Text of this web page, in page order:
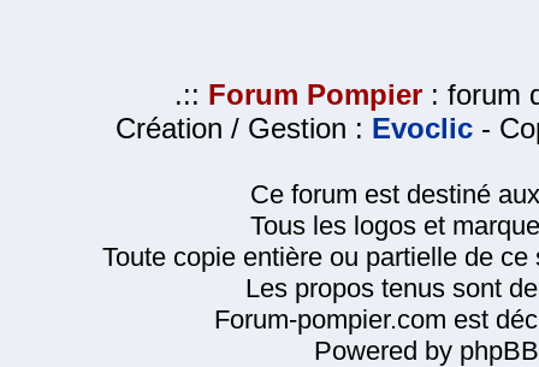
.:: Forum Pompier : forum
Création / Gestion : Evoclic -
Ce forum est destiné
Tous les logos et
Toute copie entière ou partielle de
Les propos tenus sont
Forum-pompier.com est
Powered by